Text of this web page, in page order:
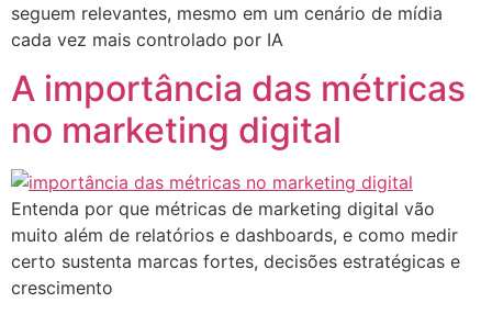
seguem relevantes, mesmo em um cenário de mídia
cada vez mais controlado por IA
A importância das métricas
no marketing digital
Entenda por que métricas de marketing digital vão
muito além de relatórios e dashboards, e como medir
certo sustenta marcas fortes, decisões estratégicas e
crescimento